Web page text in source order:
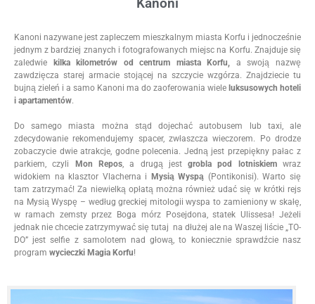
Kanoni
Kanoni nazywane jest zapleczem mieszkalnym miasta Korfu i jednocześnie
jednym z bardziej znanych i fotografowanych miejsc na Korfu. Znajduje się
zaledwie
kilka kilometrów od centrum miasta Korfu, a swoją nazwę
zawdzięcza starej armacie stojącej na szczycie wzgórza. Znajdziecie tu
bujną zieleń i a samo Kanoni ma do zaoferowania wiele luksusowych hoteli
i apartamentów.
Do samego miasta można stąd dojechać autobusem lub taxi, ale
zdecydowanie rekomendujemy spacer, zwłaszcza wieczorem. Po drodze
zobaczycie dwie atrakcje, godne polecenia. Jedną jest przepiękny pałac z
parkiem, czyli
Mon Repos, a drugą jestgrobla pod lotniskiemwraz
widokiem na klasztor Vlacherna i
Mysią Wyspą (Pontikonisi). Warto się
tam zatrzymać! Za niewielką opłatą można również udać się w krótki rejs
na Mysią Wyspę – według greckiej mitologii wyspa to zamieniony w skałę,
w ramach zemsty przez Boga mórz Posejdona, statek Ulissesa! Jeżeli
jednak nie chcecie zatrzymywać się tutaj na dłużej ale na Waszej liście „TO-
DO” jest selfie z samolotem nad głową, to koniecznie sprawdźcie nasz
program wycieczki Magia Korfu!